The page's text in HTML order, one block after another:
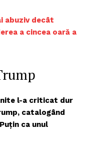
abuziv decât
a cincea oară a
l-a criticat dur
catalogând
ca unul